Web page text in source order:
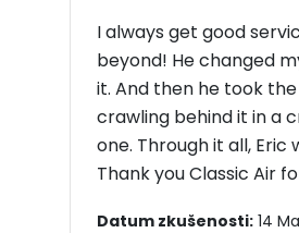
I always get good
beyond! He changed
it. And then he took
crawling behind it in a
one. Through it all,
Thank you Classic Air
Datum zkušenosti: 14